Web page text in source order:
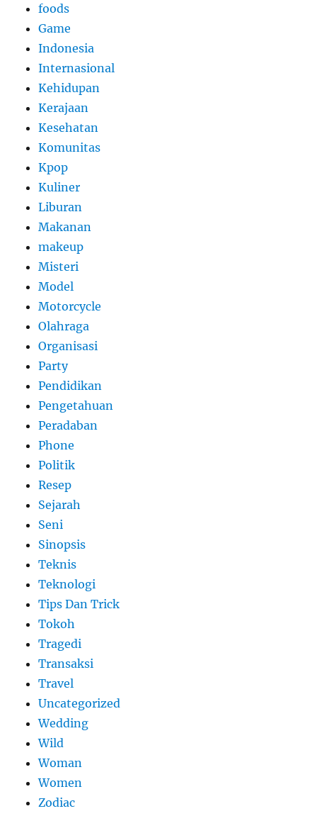
foods
Game
Indonesia
Internasional
Kehidupan
Kerajaan
Kesehatan
Komunitas
Kpop
Kuliner
Liburan
Makanan
makeup
Misteri
Model
Motorcycle
Olahraga
Organisasi
Party
Pendidikan
Pengetahuan
Peradaban
Phone
Politik
Resep
Sejarah
Seni
Sinopsis
Teknis
Teknologi
Tips Dan Trick
Tokoh
Tragedi
Transaksi
Travel
Uncategorized
Wedding
Wild
Woman
Women
Zodiac